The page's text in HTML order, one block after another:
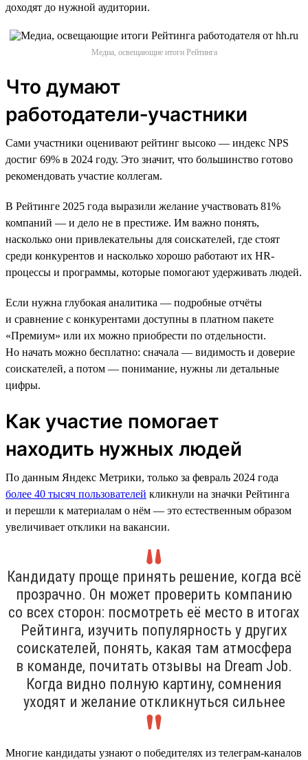
доходят до нужной аудитории.
Медиа, освещающие итоги Рейтинга
Что думают
работодатели‑участники
Сами участники оценивают рейтинг высоко — индекс NPS
достиг 69% в 2024 году. Это значит, что большинство готово
рекомендовать участие коллегам.
В Рейтинге 2025 года выразили желание участвовать 81%
компаний — и дело не в престиже. Им важно понять,
насколько они привлекательны для соискателей, где стоят
среди конкурентов и насколько хорошо работают их HR-
процессы и программы, которые помогают удерживать людей.
Если нужна глубокая аналитика — подробные отчёты
и сравнение с конкурентами доступны в платном пакете
«Премиум» или их можно приобрести по отдельности.
Но начать можно бесплатно: сначала — видимость и доверие
соискателей, а потом — понимание, нужны ли детальные
цифры.
Как участие помогает
находить нужных людей
По данным Яндекс Метрики, только за февраль 2024 года
более 40 тысяч пользователей кликнули на значки Рейтинга
и перешли к материалам о нём — это естественным образом
увеличивает отклики на вакансии.
Кандидату проще принять решение, когда всё
прозрачно. Он может проверить компанию
со всех сторон: посмотреть её место в итогах
Рейтинга, изучить популярность у других
соискателей, понять, какая там атмосфера
в команде, почитать отзывы на Dream Job.
Когда видно полную картину, сомнения
уходят и желание откликнуться сильнее
Многие кандидаты узнают о победителях из телеграм-каналов